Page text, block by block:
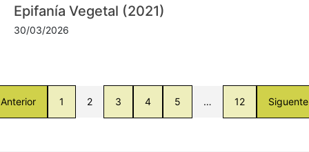
Epifanía Vegetal (2021)
30/03/2026
Anterior 1 2 3 4 5 … 12 Siguente